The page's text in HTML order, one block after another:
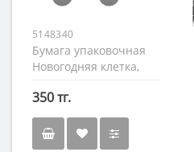
5148340
Бумага упаковочная
Новогодняя клетка,
350 тг.